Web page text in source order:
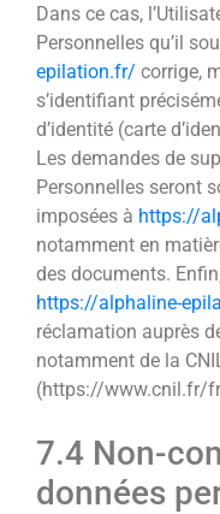
Dans ce cas,
Personnelles qu’il
epilation.fr/ corrige,
s’identifiant
d’identité (carte
Les demandes de
Personnelles seront
imposées à https://
notamment en
des documents.
https://alphaline-
réclamation auprès
notamment de la
(https://www.cnil.fr/
7.4 Non-
données